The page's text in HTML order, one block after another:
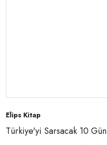
Elips Kitap
Türkiye'yi Sarsacak 10 Gün